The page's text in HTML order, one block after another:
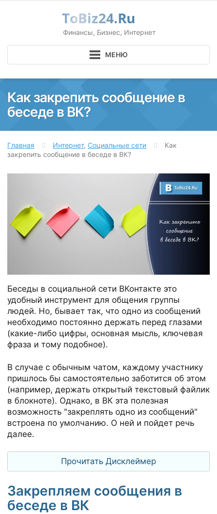
ToBiz24.Ru
Финансы, Бизнес, Интернет
МЕНЮ
Как закрепить сообщение в
беседе в ВК?
Главная Интернет, Социальные сети
Как
закрепить сообщение в беседе в ВК?
Беседы в социальной сети ВКонтакте это
удобный инструмент для общения группы
людей. Но, бывает так, что одно из сообщений
необходимо постоянно держать перед глазами
(какие-либо цифры, основная мысль, ключевая
фраза и тому подобное).
В случае с обычным чатом, каждому участнику
пришлось бы самостоятельно заботится об этом
(например, держать открытый текстовый файлик
в блокноте). Однако, в ВК эта полезная
возможность "закреплять одно из сообщений"
встроена по умолчанию. О ней и пойдет речь
далее.
Прочитать Дисклеймер
Закрепляем сообщения в
беседе в ВК